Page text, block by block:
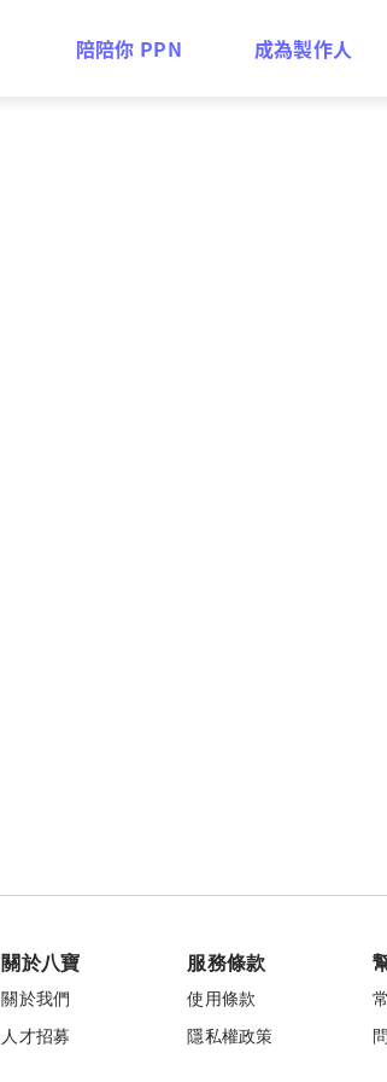
陪陪你 PPN 成為製作人
關於八寶
關於我們
人才招募
服務條款
使用條款
隱私權政策